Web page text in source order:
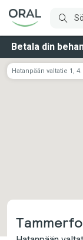
Betala din
Hatanpään valtatie 1,